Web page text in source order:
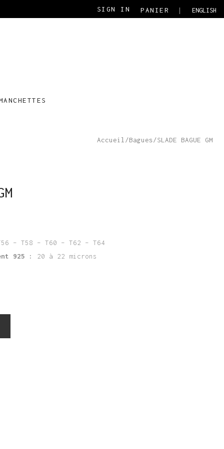
SIGN IN PANIER ENGLISH
Accueil /Bagues/SLADE BAGUE GM
– T58 – T60 – T62 – T64
925 :
20 à 22 microns